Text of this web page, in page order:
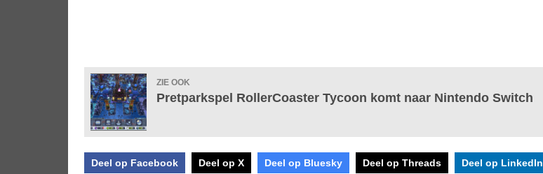
ZIE OOK
Pretparkspel RollerCoaster Tycoon komt naar Nintendo Switch
Deel op Facebook Deel op X Deel op Bluesky Deel op Threads Deel op LinkedIn